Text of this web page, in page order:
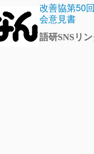
改善協第50
会意見書
語研SNSリ